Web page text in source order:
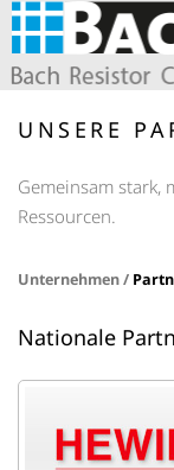
UNSERE
Gemeinsam stark,
Ressourcen.
Unternehmen /
Nationale